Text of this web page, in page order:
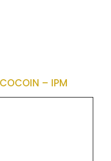
– IPM